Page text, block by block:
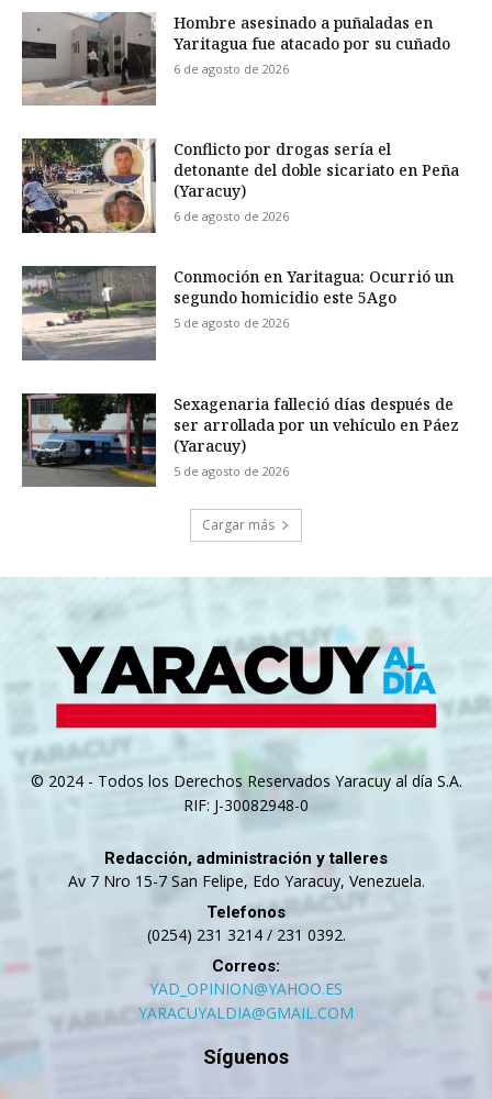
Hombre asesinado a puñaladas en
Yaritagua fue atacado por su cuñado
6 de agosto de 2026
Conflicto por drogas sería el
detonante del doble sicariato en Peña
(Yaracuy)
6 de agosto de 2026
Conmoción en Yaritagua: Ocurrió un
segundo homicidio este 5Ago
5 de agosto de 2026
Sexagenaria falleció días después de
ser arrollada por un vehículo en Páez
(Yaracuy)
5 de agosto de 2026
Cargar más
© 2024 - Todos los Derechos Reservados Yaracuy al día S.A.
RIF: J-30082948-0
Redacción, administración y talleres
Av 7 Nro 15-7 San Felipe, Edo Yaracuy, Venezuela.
Telefonos
(0254) 231 3214 / 231 0392.
Correos:
YAD_OPINION@YAHOO.ES
YARACUYALDIA@GMAIL.COM
Síguenos